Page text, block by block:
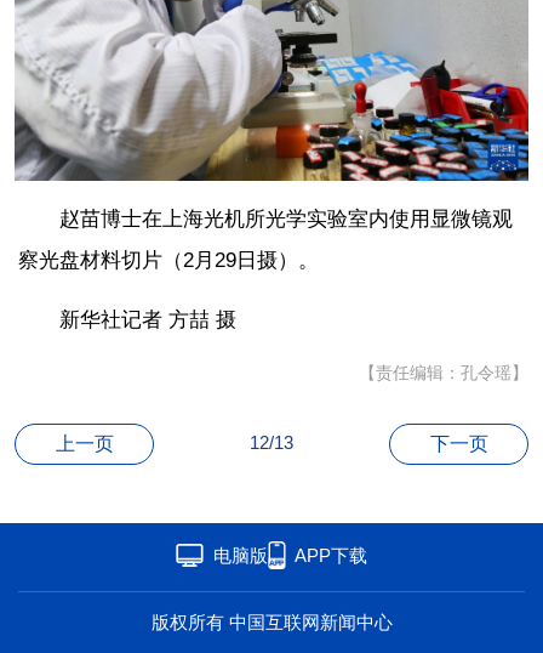
国情 助残 一带一路
海洋 草原 湾区
联盟 心理 老年
赵苗博士在上海光机所光学实验室内使用显微镜观
察光盘材料切片（2月29日摄）。
新华社记者 方喆 摄
【责任编辑：孔令瑶】
上一页 12/13 下一页
电脑版 APP下载
版权所有 中国互联网新闻中心